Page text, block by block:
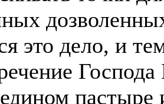
это дело, и
пастыре